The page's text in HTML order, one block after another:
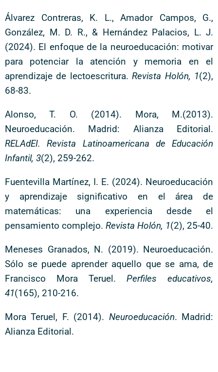
Álvarez Contreras, K. L., Amador Campos, G.,
González, M. D. R., & Hernández Palacios, L. J.
(2024). El enfoque de la neuroeducación: motivar
para potenciar la atención y memoria en el
aprendizaje de lectoescritura.Revista Holón, 1(2),
68-83.
Alonso, T. O. (2014). Mora, M.(2013).
Neuroeducación. Madrid: Alianza Editorial.
RELAdEI. Revista Latinoamericana de Educación
Infantil, 3(2), 259-262.
Fuentevilla Martínez, I. E. (2024). Neuroeducación
y aprendizaje significativo en el área de
matemáticas: una experiencia desde el
pensamiento complejo. Revista Holón, 1(2), 25-40.
Meneses Granados, N. (2019). Neuroeducación.
Sólo se puede aprender aquello que se ama, de
Francisco Mora Teruel. Perfiles educativos,
41(165), 210-216.
Mora Teruel, F. (2014). Neuroeducación. Madrid:
Alianza Editorial.